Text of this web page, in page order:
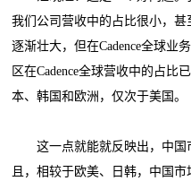
我们公司营收中的占比很小，
逐渐壮大，但在Cadence全球业
区在Cadence全球营收中的占比
本、韩国和欧洲，仅次于美国。
这一点就能就反映出，中国
且，相较于欧美、日韩，中国